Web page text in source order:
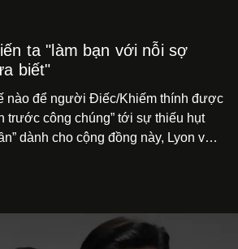
ta "làm bạn với nỗi sợ
biết"
nào để người Điếc/Khiếm thính được
trước công chúng” tới sự thiếu hụt
dành cho cộng đồng này, Lyon và
thành hiện thực, mang tên Lắng